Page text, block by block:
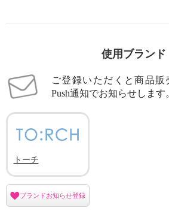
使用ブランド
ご登録いただくと商品販
Push通知でお知らせします
トーチ
ブランドお知らせ登録